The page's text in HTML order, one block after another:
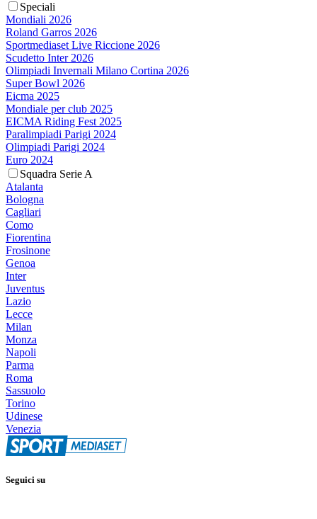
Speciali
Mondiali 2026
Roland Garros 2026
Sportmediaset Live Riccione 2026
Scudetto Inter 2026
Olimpiadi Invernali Milano Cortina 2026
Super Bowl 2026
Eicma 2025
Mondiale per club 2025
EICMA Riding Fest 2025
Paralimpiadi Parigi 2024
Olimpiadi Parigi 2024
Euro 2024
Squadra Serie A
Atalanta
Bologna
Cagliari
Como
Fiorentina
Frosinone
Genoa
Inter
Juventus
Lazio
Lecce
Milan
Monza
Napoli
Parma
Roma
Sassuolo
Torino
Udinese
Venezia
Seguici su